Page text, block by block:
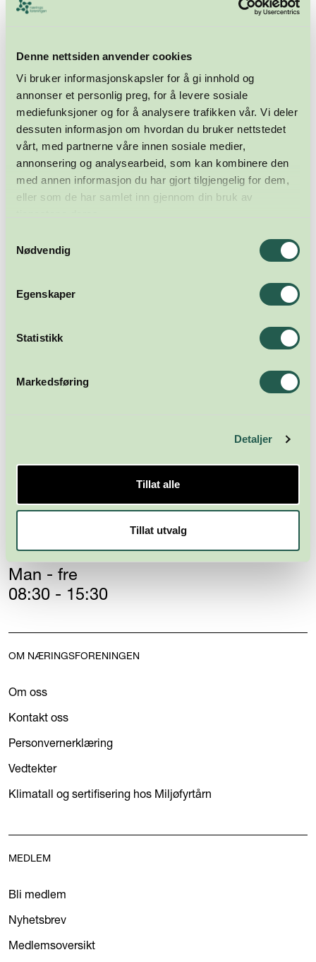
Denne nettsiden anvender cookies
Vi bruker informasjonskapsler for å gi innhold og
annonser et personlig preg, for å levere sosiale
mediefunksjoner og for å analysere trafikken vår. Vi deler
dessuten informasjon om hvordan du bruker nettstedet
vårt, med partnerne våre innen sosiale medier,
annonsering og analysearbeid, som kan kombinere den
med annen informasjon du har gjort tilgjengelig for dem,
eller som de har samlet inn gjennom din bruk av
Nødvendig
Egenskaper
Statistikk
Markedsføring
Detaljer
Tillat alle
Tillat utvalg
Meld deg på nyhetsbrevet
4611 Kristiansand
post@nikr.no
Man - fre
08:30 - 15:30
OM NÆRINGSFORENINGEN
Om oss
Kontakt oss
Personvernerklæring
Vedtekter
Klimatall og sertifisering hos Miljøfyrtårn
MEDLEM
Bli medlem
Nyhetsbrev
Medlemsoversikt